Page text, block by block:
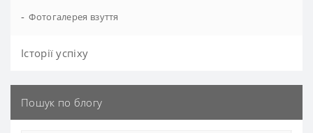
- Фотогалерея взуття
Історії успіху
Пошук по блогу